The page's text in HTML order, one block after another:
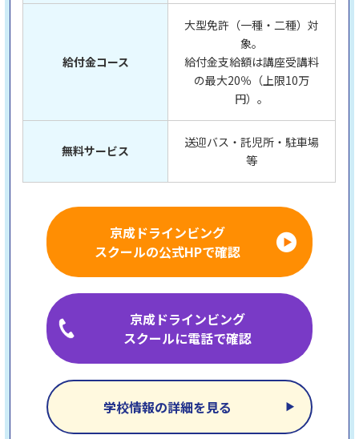
給付金コース
大型免許（一種・二種）対
象。
給付金支給額は講座受講料
の最大20％（上限10万
円）。
無料サービス
送迎バス・託児所・駐車場
等
京成ドラインビング
スクールの公式HPで確認
京成ドラインビング
スクールに電話で確認
学校情報の詳細を見る